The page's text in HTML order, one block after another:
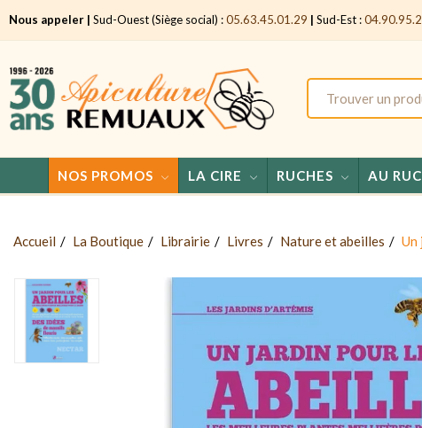
Nous appeler | Sud-Ouest (Siège social) :05.63.45.01.29 | Sud-Est :
NOS PROMOS LA CIRE RUCHES AU
Accueil La Boutique Librairie Livres Nature et abeilles Un